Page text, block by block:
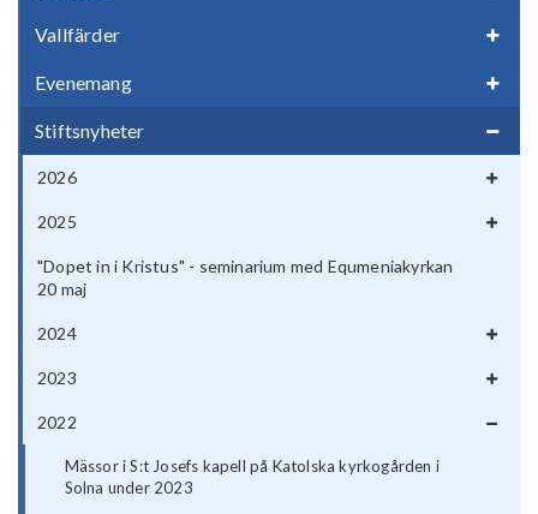
Vallfärder
Evenemang
Stiftsnyheter
2026
2025
"Dopet in i Kristus" - seminarium med Equmeniakyrkan
20 maj
2024
2023
2022
Mässor i S:t Josefs kapell på Katolska kyrkogården i
Solna under 2023